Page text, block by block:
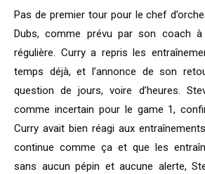
Pas de premier tour pour le chef
Dubs, comme prévu par son coach
régulière. Curry a repris les
temps déjà, et l’annonce de son
question de jours, voire d’heures.
comme incertain pour le game 1,
Curry avait bien réagi aux
continue comme ça et que les
sans aucun pépin et aucune alerte,